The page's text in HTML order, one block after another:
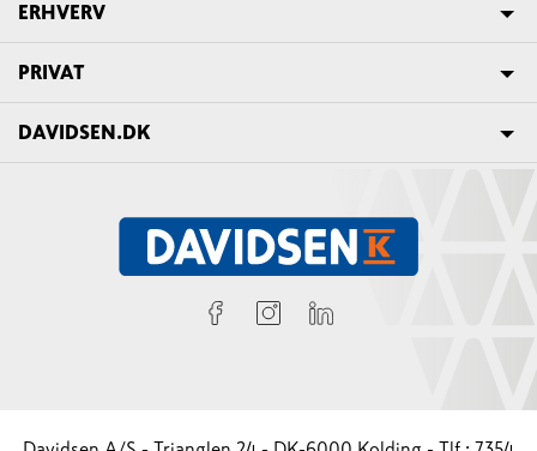
ERHVERV
PRIVAT
DAVIDSEN.DK